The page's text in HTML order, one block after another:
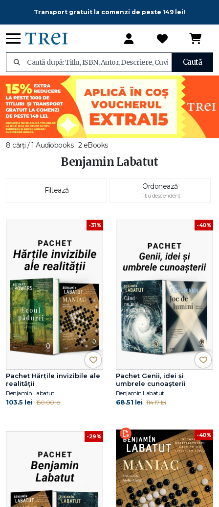
Transport gratuit la comenzi de peste 149 lei!
Caută
8 cărți / 1 Audiobooks · 2 eBooks
Benjamin Labatut
Filtează Ordonează
Titlu descendent
-31%
Pachet Hărțile invizibile ale
realității
Benjamin Labatut
103.5 lei 150.00 lei
-40%
Pachet Genii, idei și
umbrele cunoașterii
Benjamin Labatut
68.51 lei 114.17 lei
-29% -40%